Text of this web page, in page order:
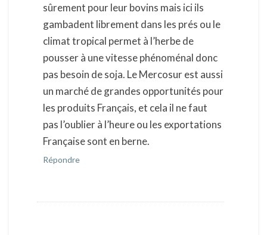
sûrement pour leur bovins mais ici ils
gambadent librement dans les prés ou le
climat tropical permet à l’herbe de
pousser à une vitesse phénoménal donc
pas besoin de soja. Le Mercosur est aussi
un marché de grandes opportunités pour
les produits Français, et cela il ne faut
pas l’oublier à l’heure ou les exportations
Française sont en berne.
Répondre